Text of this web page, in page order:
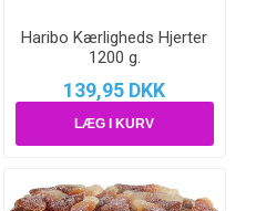
Haribo Kærligheds Hjerter
1200 g.
139,95 DKK